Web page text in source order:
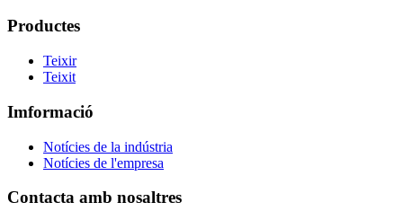
Productes
Teixir
Teixit
Imformació
Notícies de la indústria
Notícies de l'empresa
Contacta amb nosaltres